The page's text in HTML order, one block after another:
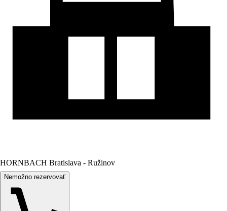
HORNBACH Bratislava - Ružinov
Nemožno rezervovať